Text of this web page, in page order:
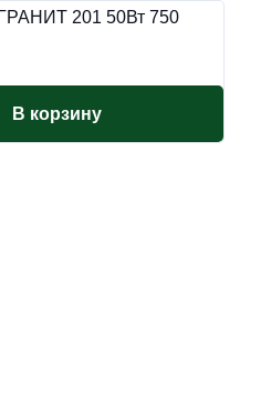
201 50Вт 750
В корзину